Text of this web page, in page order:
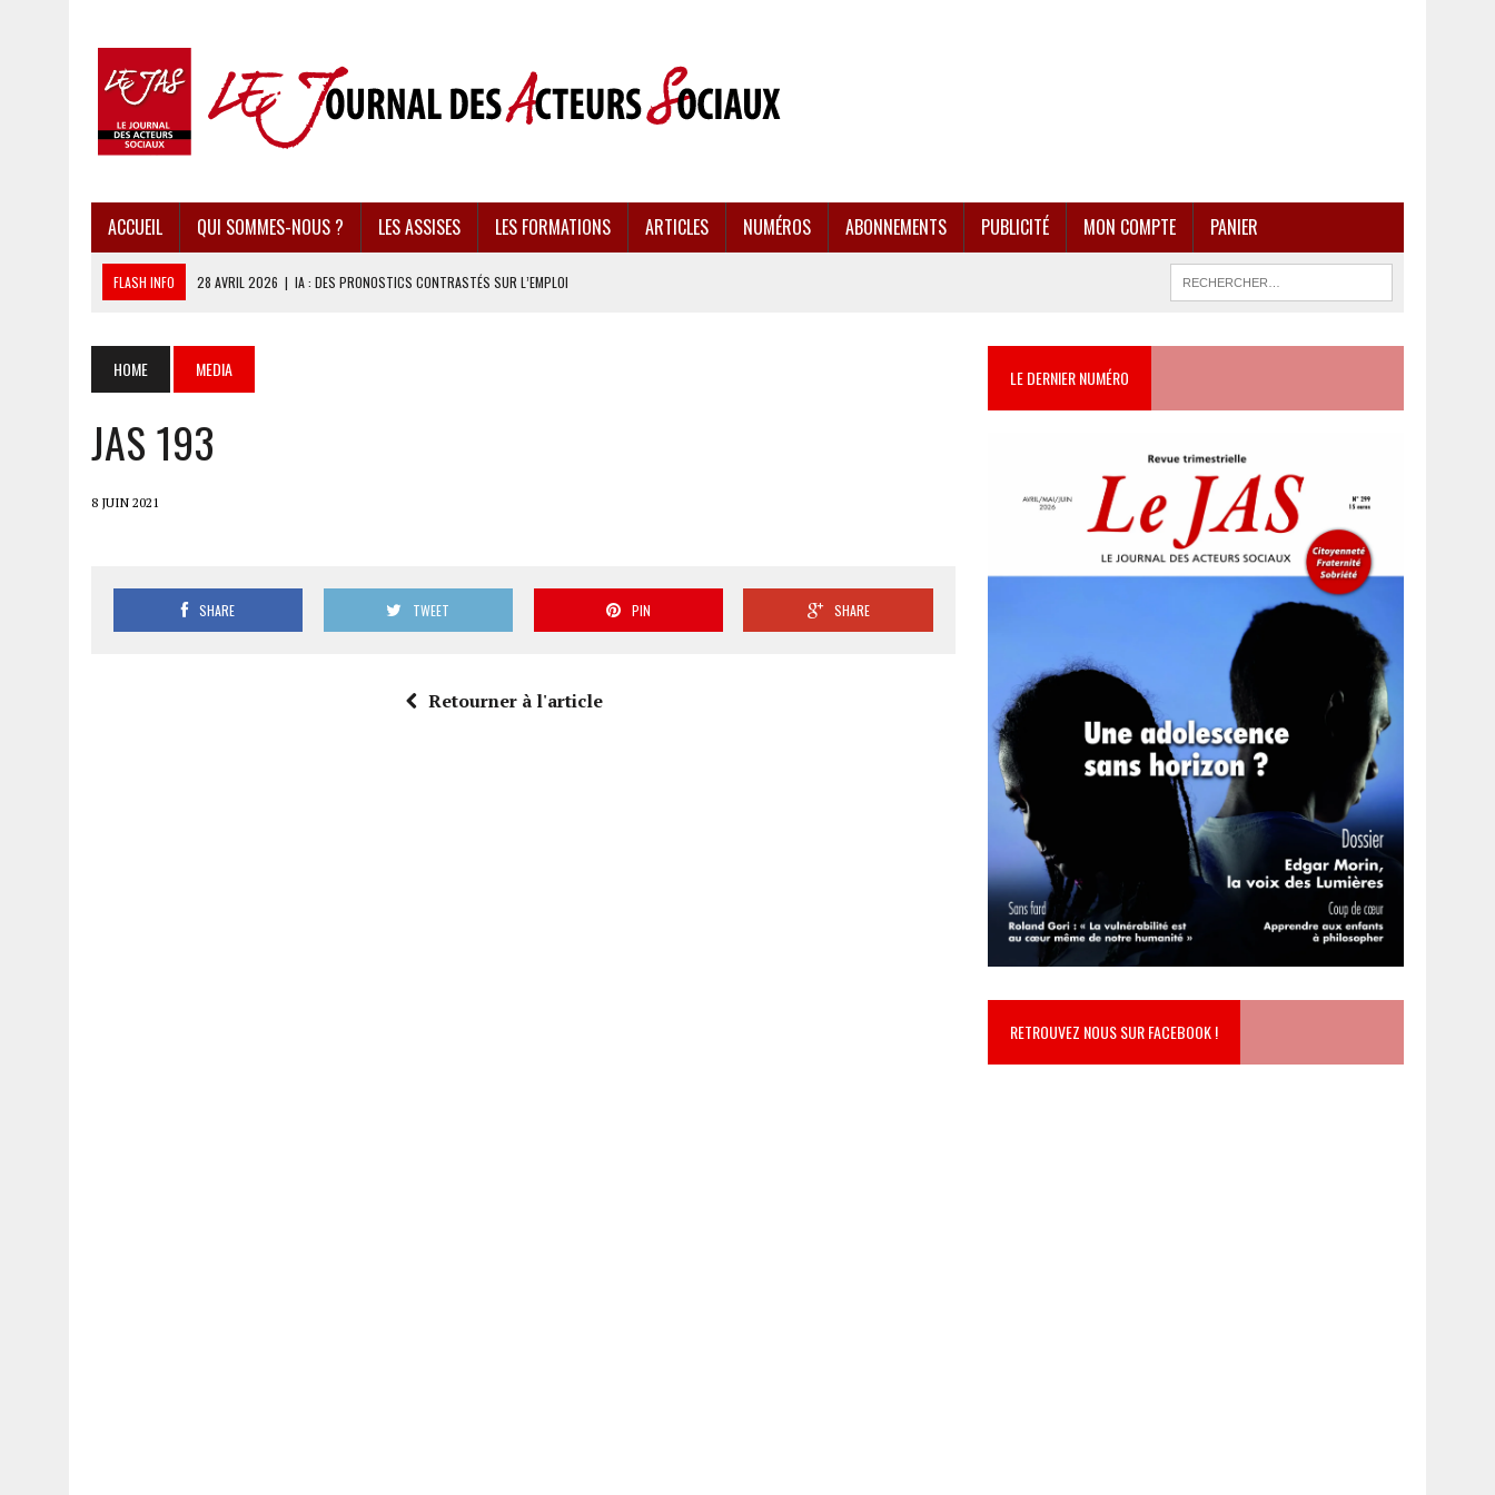
ACCUEIL QUI SOMMES-NOUS ? LES ASSISES LES FORMATIONS ARTICLES NUMÉROS ABONNEMENTS PUBLICITÉ MON COMPTE PANIER
FLASH INFO 28 AVRIL 2026 | IA : DES PRONOSTICS CONTRASTÉS SUR L’EMPLOI
28 AVRIL 2026 | PRESSE D’INFORMATION : UNE ÉCONOMIE DANGEREUSEMENT FRAGILISÉE
28 AVRIL 2026 | CARAÏBES : LES RÉCIFS CORALLIENS AU BORD DE L’EFFONDREMENT
HOME MEDIA
JAS 193
8 JUIN 2021
SHARE TWEET PIN SHARE
Retourner à l'article
LE DERNIER NUMÉRO
RETROUVEZ NOUS SUR FACEBOOK !